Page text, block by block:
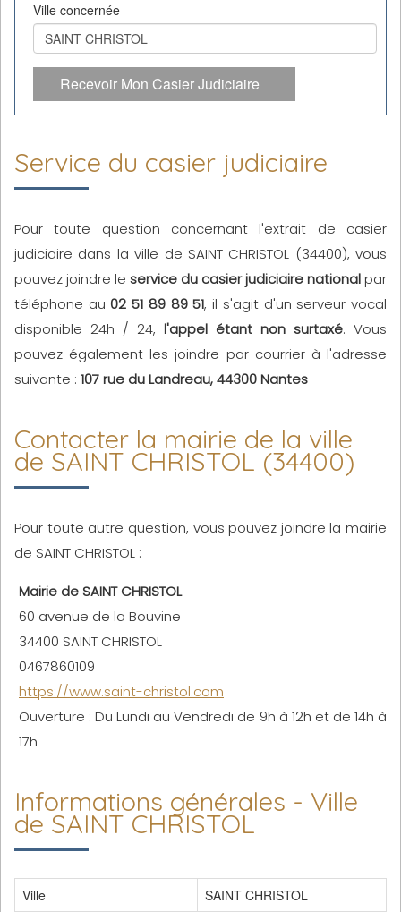
Ville concernée
Recevoir Mon Casier Judiciaire
Service du casier judiciaire
Pour toute question concernant l'extrait de casier
judiciaire dans la ville de SAINT CHRISTOL (34400), vous
pouvez joindre le service du casier judiciaire nationalpar
téléphone au 02 51 89 89 51, il s'agit d'un serveur vocal
disponible 24h / 24, l'appel étant non surtaxé. Vous
pouvez également les joindre par courrier à l'adresse
suivante : 107 rue du Landreau, 44300 Nantes
Contacter la mairie de la ville
de SAINT CHRISTOL (34400)
Pour toute autre question, vous pouvez joindre la mairie
de SAINT CHRISTOL :
Mairie de SAINT CHRISTOL
60 avenue de la Bouvine
34400 SAINT CHRISTOL
0467860109
https://www.saint-christol.com
Ouverture : Du Lundi au Vendredi de 9h à 12h et de 14h à
17h
Informations générales - Ville
de SAINT CHRISTOL
Ville
SAINT CHRISTOL